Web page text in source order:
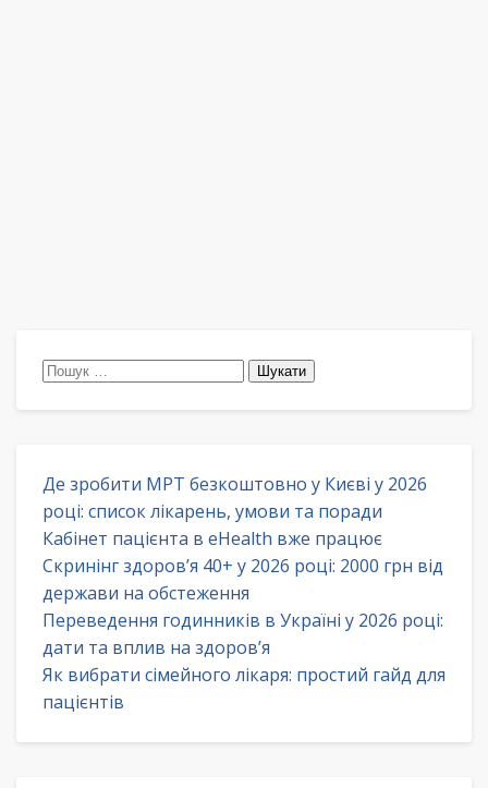
Пошук:
Де зробити МРТ безкоштовно у Києві у 2026
році: список лікарень, умови та поради
Кабінет пацієнта в eHealth вже працює
Скринінг здоров’я 40+ у 2026 році: 2000 грн від
держави на обстеження
Переведення годинників в Україні у 2026 році:
дати та вплив на здоров’я
Як вибрати сімейного лікаря: простий гайд для
пацієнтів